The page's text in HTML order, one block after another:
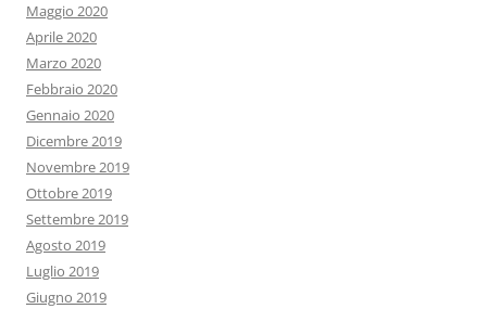
Maggio 2020
Aprile 2020
Marzo 2020
Febbraio 2020
Gennaio 2020
Dicembre 2019
Novembre 2019
Ottobre 2019
Settembre 2019
Agosto 2019
Luglio 2019
Giugno 2019